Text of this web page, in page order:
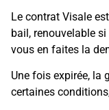
Le contrat Visale
bail, renouvelable
vous en faites la
Une fois expirée, la
certaines